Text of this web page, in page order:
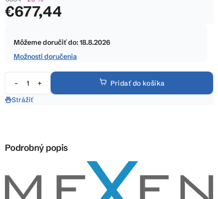
z€677,44
cena:
Môžeme doručiť do:18.8.2026
Možnosti doručenia
Pridať do košíka
Strážiť
Podrobný popis